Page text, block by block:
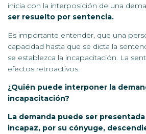
inicia con la interposición de una
ser resuelto por sentencia.
Es importante entender, que una
capacidad hasta que se dicta la
se establezca la incapacitación. La
efectos retroactivos.
¿Quién puede interponer la
incapacitación?
La demanda puede ser
incapaz, por su cónyuge,